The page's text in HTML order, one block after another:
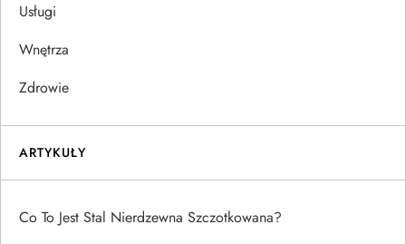
Usługi
Wnętrza
Zdrowie
ARTYKUŁY
Co To Jest Stal Nierdzewna Szczotkowana?